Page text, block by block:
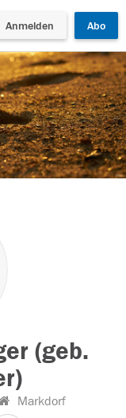
Anmelden Abo
(geb.
Markdorf